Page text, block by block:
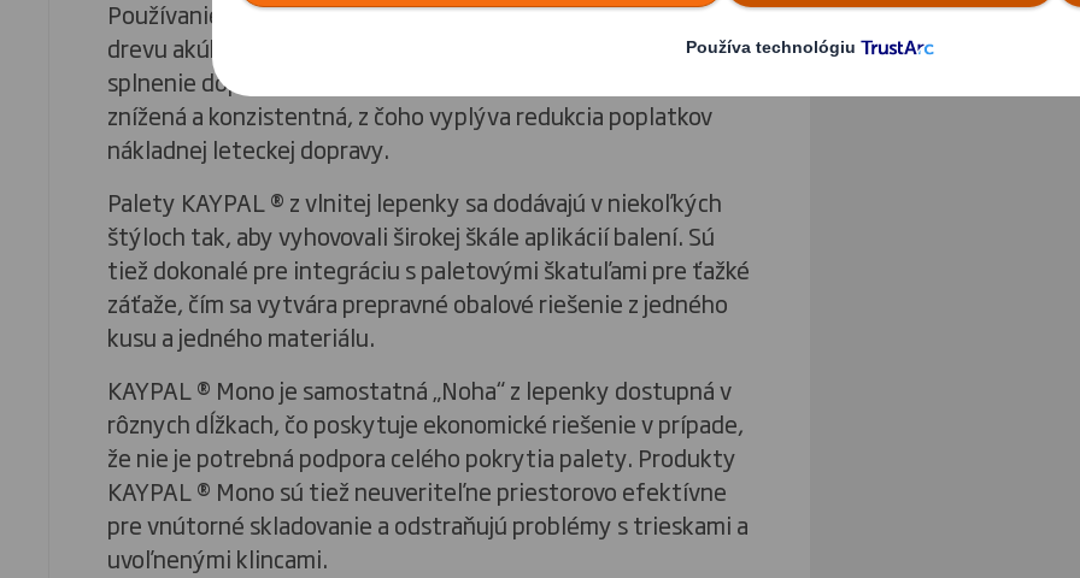
Používanie materiálov z vlnitej lepenky odstraňuje oproti
drevu akúkoľvek potrebu špeciálneho spracovania pre
splnenie dopravnej certifikácie ISPM15 a váha paliet je značne
znížená a konzistentná, z čoho vyplýva redukcia poplatkov
nákladnej leteckej dopravy.
Palety KAYPAL ® z vlnitej lepenky sa dodávajú v niekoľkých
štýloch tak, aby vyhovovali širokej škále aplikácií balení. Sú
tiež dokonalé pre integráciu s paletovými škatuľami pre ťažké
záťaže, čím sa vytvára prepravné obalové riešenie z jedného
kusu a jedného materiálu.
KAYPAL ® Mono je samostatná „Noha“ z lepenky dostupná v
rôznych dĺžkach, čo poskytuje ekonomické riešenie v prípade,
že nie je potrebná podpora celého pokrytia palety. Produkty
KAYPAL ® Mono sú tiež neuveriteľne priestorovo efektívne
pre vnútorné skladovanie a odstraňujú problémy s trieskami a
uvoľnenými klincami.